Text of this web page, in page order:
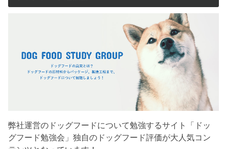
弊社運営のドッグフードについて勉強するサイト「ドッ
グフード勉強会」独自のドッグフード評価が大人気コン